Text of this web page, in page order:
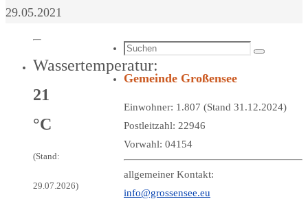
29.05.2021
Wassertemperatur:
21
°C
(Stand:
29.07.2026)
Suchen
nach:
Suchen
Gemeinde Großensee
Einwohner: 1.807 (Stand 31.12.2024)
Postleitzahl: 22946
Vorwahl: 04154
allgemeiner Kontakt:
info@grossensee.eu